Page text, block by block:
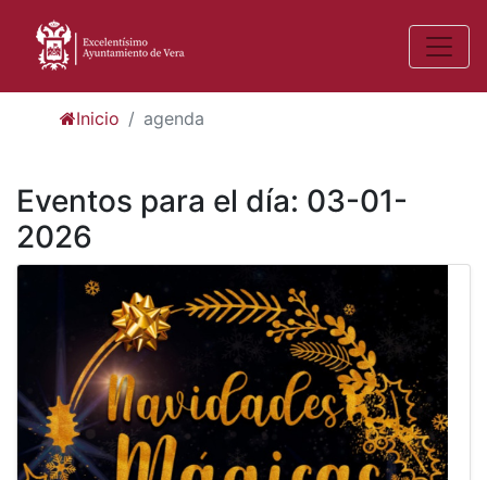
Inicio agenda
Eventos para el día: 03-01-
2026